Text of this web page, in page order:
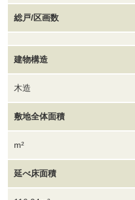
総戸/区画数
建物構造
木造
敷地全体面積
m²
延べ床面積